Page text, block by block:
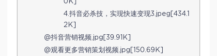
0K]
4.抖音必杀技，实现快速变现3.jpeg[434.1
2K]
@抖音营销视频.jpg[39.91K]
@观看更多营销策划视频.jpg[150.69K]